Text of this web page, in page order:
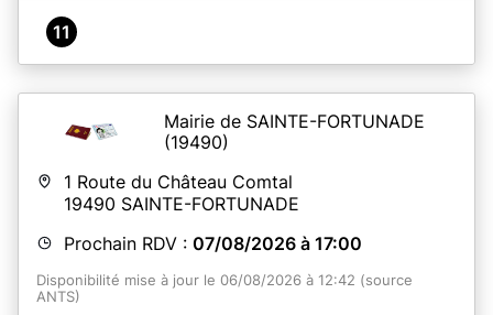
11
Mairie de SAINTE-FORTUNADE
(19490)
1 Route du Château Comtal
19490 SAINTE-FORTUNADE
Prochain RDV : 07/08/2026 à 17:00
Disponibilité mise à jour le 06/08/2026 à 12:42 (source
ANTS)